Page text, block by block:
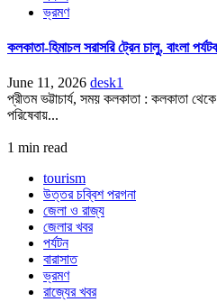
ভ্রমণ
কলকাতা-হিমাচল সরাসরি ট্রেন চালু, বাংলা
June 11, 2026 desk1
প্রীতম ভট্টাচার্য, সময় কলকাতা : কলকাতা
পরিষেবায়...
1 min read
tourism
উত্তর চব্বিশ পরগনা
জেলা ও রাজ্য
জেলার খবর
পর্যটন
বারাসাত
ভ্রমণ
রাজ্যের খবর